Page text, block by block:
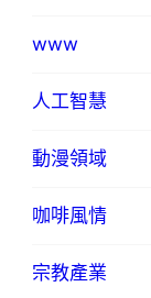
www
人工智慧
動漫領域
咖啡風情
宗教產業